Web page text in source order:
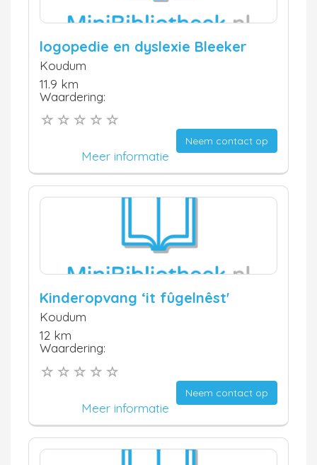
logopedie en dyslexie Bleeker
Koudum
11.9 km
Waardering:
Neem contact op
Meer informatie
Kinderopvang ‘it fûgelnêst'
Koudum
12 km
Waardering:
Neem contact op
Meer informatie